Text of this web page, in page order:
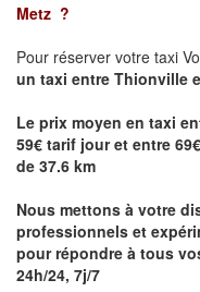
Metz ?
Pour réserver votre taxi
un taxi entre Thionville
Le prix moyen en taxi
59€ tarif jour et entre
de 37.6 km
Nous mettons à votre
professionnels et
pour répondre à tous
24h/24, 7j/7